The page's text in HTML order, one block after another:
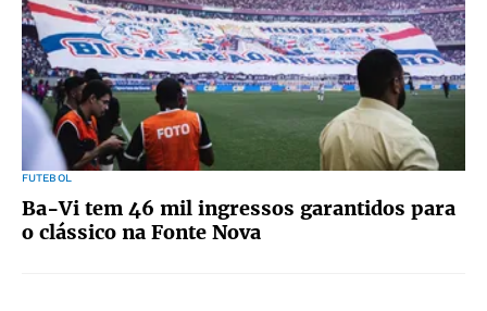
FUTEBOL
Ba-Vi tem 46 mil ingressos garantidos para
o clássico na Fonte Nova